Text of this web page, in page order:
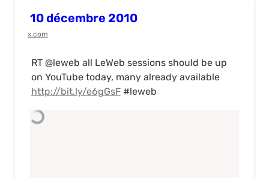
10 décembre 2010
x.com
RT @leweb all LeWeb sessions should be up
on YouTube today, many already available
http://bit.ly/e6gGsF #leweb